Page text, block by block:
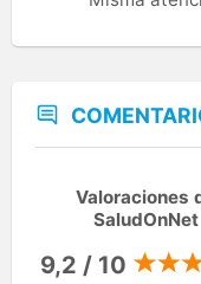
Valoraciones
SaludOnNet
9,2 / 10